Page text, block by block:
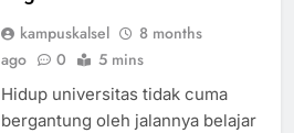
kampuskalsel
8 months
ago
0 5 mins
Hidup universitas tidak cuma
bergantung oleh jalannya belajar